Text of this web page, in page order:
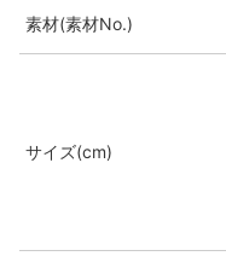
素材(素材No.)
サイズ(cm)